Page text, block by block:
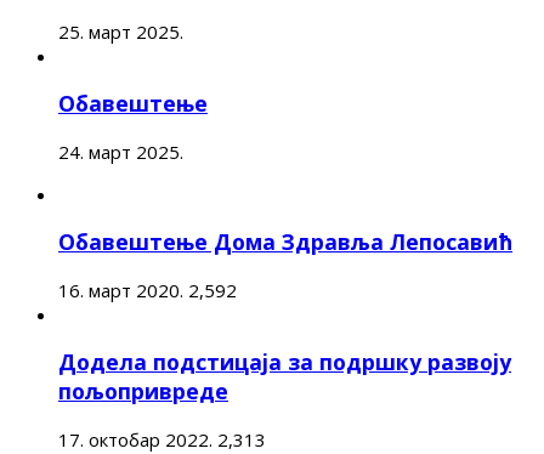
25. март 2025.
Обавештење
24. март 2025.
Обавештење Дома Здравља Лепосавић
16. март 2020. 2,592
Додела подстицаја за подршку развоју
пољопривреде
17. октобар 2022. 2,313